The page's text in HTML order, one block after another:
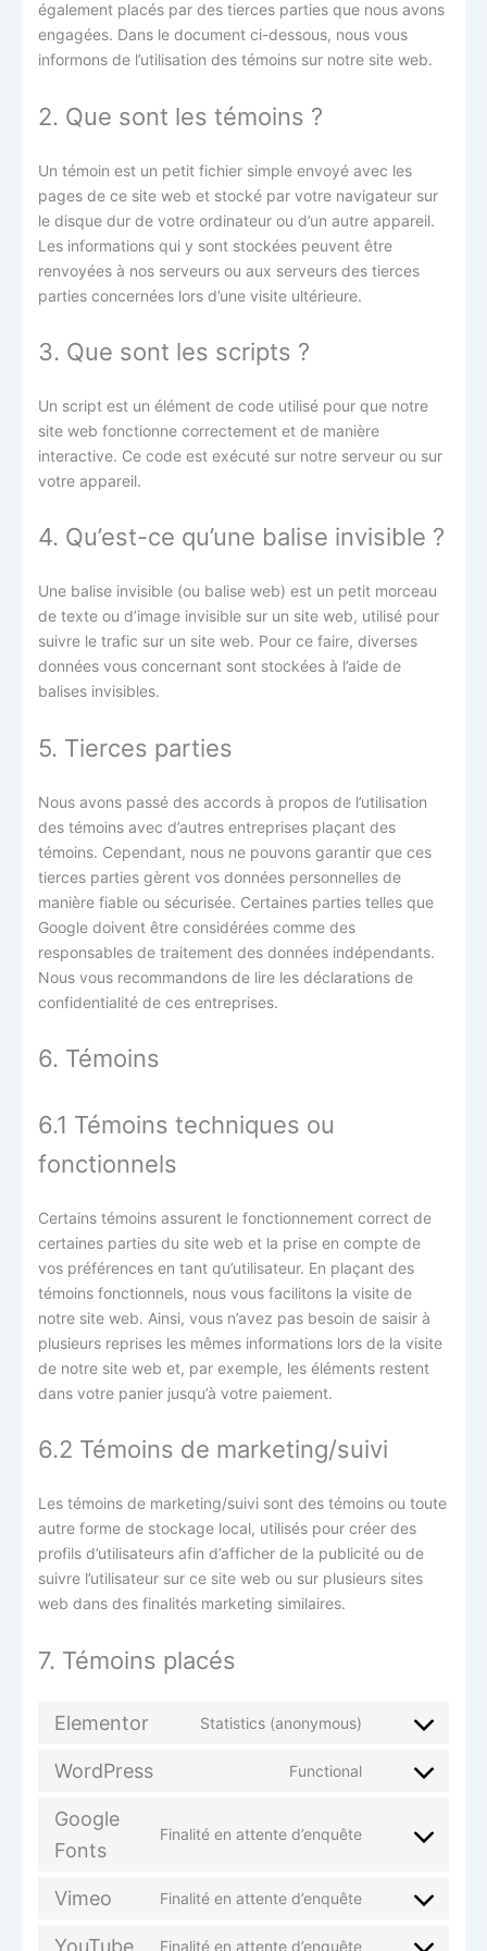
également placés par des tierces parties que nous avons
engagées. Dans le document ci-dessous, nous vous
informons de l’utilisation des témoins sur notre site web.
2. Que sont les témoins ?
Un témoin est un petit fichier simple envoyé avec les
pages de ce site web et stocké par votre navigateur sur
le disque dur de votre ordinateur ou d’un autre appareil.
Les informations qui y sont stockées peuvent être
renvoyées à nos serveurs ou aux serveurs des tierces
parties concernées lors d’une visite ultérieure.
3. Que sont les scripts ?
Un script est un élément de code utilisé pour que notre
site web fonctionne correctement et de manière
interactive. Ce code est exécuté sur notre serveur ou sur
votre appareil.
4. Qu’est-ce qu’une balise invisible ?
Une balise invisible (ou balise web) est un petit morceau
de texte ou d’image invisible sur un site web, utilisé pour
suivre le trafic sur un site web. Pour ce faire, diverses
données vous concernant sont stockées à l’aide de
balises invisibles.
5. Tierces parties
Nous avons passé des accords à propos de l’utilisation
des témoins avec d’autres entreprises plaçant des
témoins. Cependant, nous ne pouvons garantir que ces
tierces parties gèrent vos données personnelles de
manière fiable ou sécurisée. Certaines parties telles que
Google doivent être considérées comme des
responsables de traitement des données indépendants.
Nous vous recommandons de lire les déclarations de
confidentialité de ces entreprises.
6. Témoins
6.1 Témoins techniques ou
fonctionnels
Certains témoins assurent le fonctionnement correct de
certaines parties du site web et la prise en compte de
vos préférences en tant qu’utilisateur. En plaçant des
témoins fonctionnels, nous vous facilitons la visite de
notre site web. Ainsi, vous n’avez pas besoin de saisir à
plusieurs reprises les mêmes informations lors de la visite
de notre site web et, par exemple, les éléments restent
dans votre panier jusqu’à votre paiement.
6.2 Témoins de marketing/suivi
Les témoins de marketing/suivi sont des témoins ou toute
autre forme de stockage local, utilisés pour créer des
profils d’utilisateurs afin d’afficher de la publicité ou de
suivre l’utilisateur sur ce site web ou sur plusieurs sites
web dans des finalités marketing similaires.
7. Témoins placés
Elementor Statistics (anonymous)
WordPress Functional
Google
Fonts
Finalité en attente d’enquête
Vimeo Finalité en attente d’enquête
YouTube Finalité en attente d’enquête